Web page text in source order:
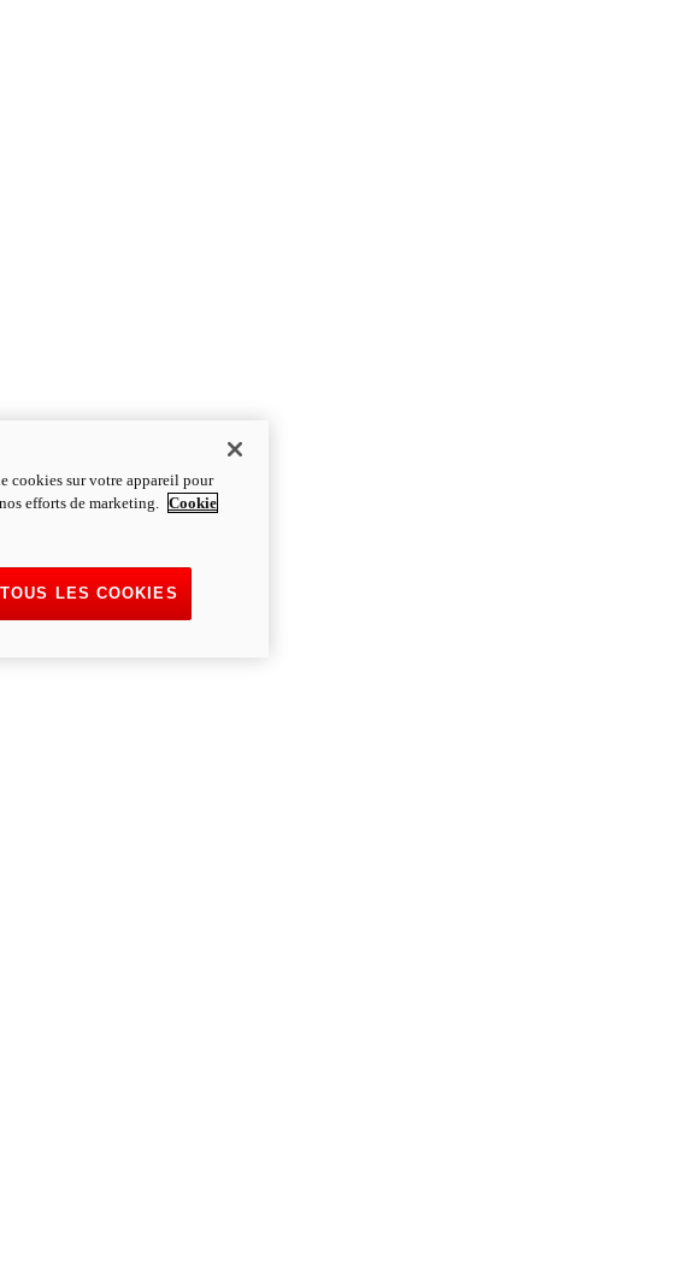
cookies sur votre appareil pour
efforts de marketing. Cookie
LES COOKIES